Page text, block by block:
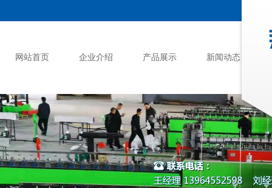
网站首页 企业介绍 产品展示 新闻动态